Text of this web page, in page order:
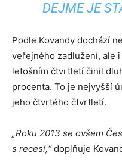
DEJME JE
Podle Kovandy dochází
veřejného zadlužení, ale
letošním čtvrtletí činil
procenta. To je nejvyšší
jeho čtvrtého čtvrtletí.
„Roku 2013 se ovšem
s recesí,“doplňuje